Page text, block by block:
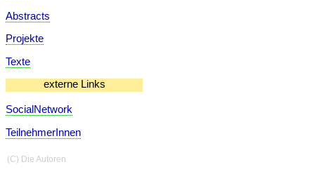
Abstracts
Projekte
Texte
externe Links
SocialNetwork
TeilnehmerInnen
(C) Die Autoren